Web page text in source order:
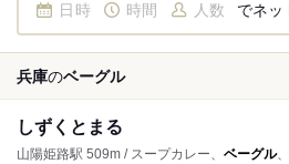
日時 時間 人数 でネッ
兵庫のベーグル
しずくとまる
山陽姫路駅 509m / スープカレー、 ベーグル